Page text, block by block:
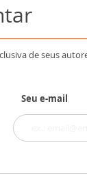
de seus
Seu e-mail